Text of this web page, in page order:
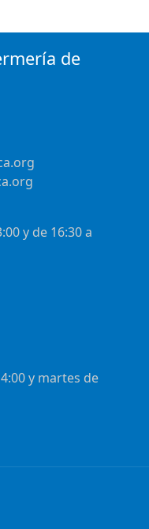
de
y de 16:30 a
y martes de